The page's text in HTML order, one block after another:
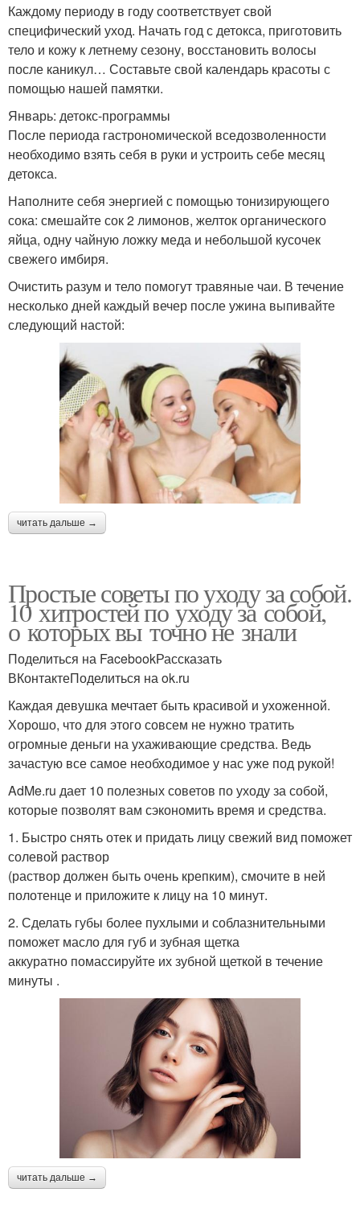
Каждому периоду в году соответствует свой
специфический уход. Начать год с детокса, приготовить
тело и кожу к летнему сезону, восстановить волосы
после каникул… Составьте свой календарь красоты с
помощью нашей памятки.
Январь: детокс-программы
После периода гастрономической вседозволенности
необходимо взять себя в руки и устроить себе месяц
детокса.
Наполните себя энергией с помощью тонизирующего
сока: смешайте сок 2 лимонов, желток органического
яйца, одну чайную ложку меда и небольшой кусочек
свежего имбиря.
Очистить разум и тело помогут травяные чаи. В течение
несколько дней каждый вечер после ужина выпивайте
следующий настой:
читать дальше →
Простые советы по уходу за собой.
10 хитростей по уходу за собой,
о которых вы точно не знали
Поделиться на FacebookРассказать
ВКонтактеПоделиться на ok.ru
Каждая девушка мечтает быть красивой и ухоженной.
Хорошо, что для этого совсем не нужно тратить
огромные деньги на ухаживающие средства. Ведь
зачастую все самое необходимое у нас уже под рукой!
AdMe.ru дает 10 полезных советов по уходу за собой,
которые позволят вам сэкономить время и средства.
1. Быстро снять отек и придать лицу свежий вид поможет
солевой раствор
(раствор должен быть очень крепким), смочите в ней
полотенце и приложите к лицу на 10 минут.
2. Сделать губы более пухлыми и соблазнительными
поможет масло для губ и зубная щетка
аккуратно помассируйте их зубной щеткой в течение
минуты .
читать дальше →